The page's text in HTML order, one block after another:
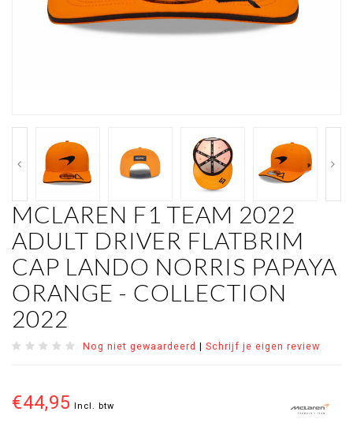
MCLAREN F1 TEAM 2022
ADULT DRIVER FLATBRIM
CAP LANDO NORRIS PAPAYA
ORANGE - COLLECTION
2022
Nog niet gewaardeerd | Schrijf je eigen review
€44,95 Incl. btw